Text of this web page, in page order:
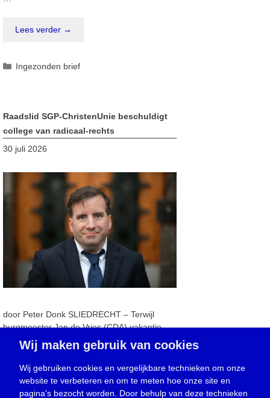
Lees verder →
Categorieën
Ingezonden brief
Raadslid SGP-ChristenUnie beschuldigt
college van radicaal-rechts
30 juli 2026
door Peter Donk SLIEDRECHT – Terwijl
burgmeester Jan de Vries (CDA) vakantie
houdt – de man van grote woorden over
respect, fatsoen, verbinden en integriteit –
grijpt raadslid Jan Pieter Verweij (SGP-
ChristenUnie) zijn kans met verwijtende
woorden uit te halen naar het College van B
Wij maken gebruik van cookies
Wij gebruiken cookies en vergelijkbare technieken om onze
website te verbeteren en om te meten hoe onze site en
pagina's bezocht worden. Door behulp van deze technieken